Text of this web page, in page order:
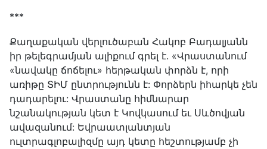
***
Քաղաքական վերլուծաբան Հակոբ Բադալյանն
իր թելեգրամյան ալիքում գրել է. «Վրաստանում
«նավակը ճոճելու» հերթական փորձն է, որի
առիթը ՏԻՄ ընտրությունն է: Փորձերն իհարկե չեն
դադարելու: Վրաստանը հիմնարար
նշանակության կետ է Կովկասում եւ Սևծովյան
ավազանում: Եվրաատլանտյան
ուլտրագլոբալիզմը այդ կետը հեշտությամբ չի